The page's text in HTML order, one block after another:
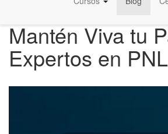
Mantén Viva tu
Expertos en PNL